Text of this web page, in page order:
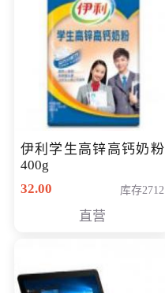
伊利学生高锌高钙奶粉
400g
32.00
库存2712
直营